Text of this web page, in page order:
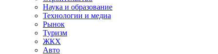
Наука и образование
Технологии и медиа
Рынок
Туризм
ЖКХ
Авто